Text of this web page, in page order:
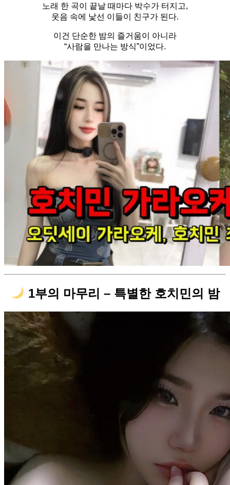
노래 한 곡이 끝날 때마다 박수가 터지고,
웃음 속에 낯선 이들이 친구가 된다.
이건 단순한 밤의 즐거움이 아니라
“사람을 만나는 방식”이었다.
1부의 마무리 – 특별한 호치민의 밤